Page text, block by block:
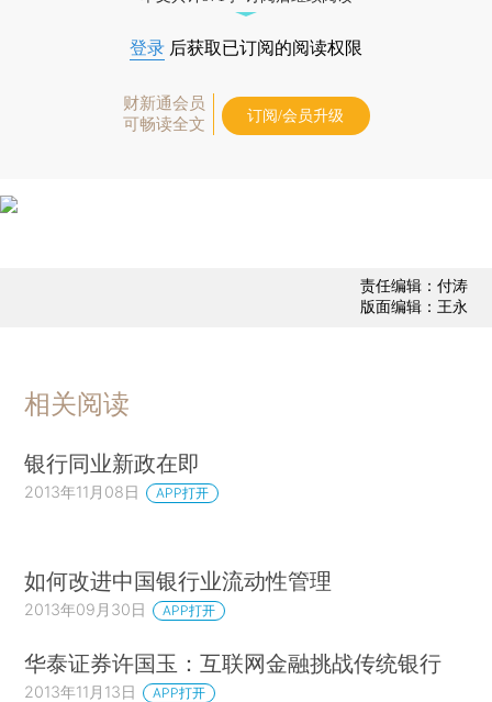
登录 后获取已订阅的阅读权限
财新通会员
可畅读全文
订阅/会员升级
责任编辑：付涛
版面编辑：王永
相关阅读
银行同业新政在即
2013年11月08日 APP打开
如何改进中国银行业流动性管理
2013年09月30日 APP打开
华泰证券许国玉：互联网金融挑战传统银行
2013年11月13日 APP打开